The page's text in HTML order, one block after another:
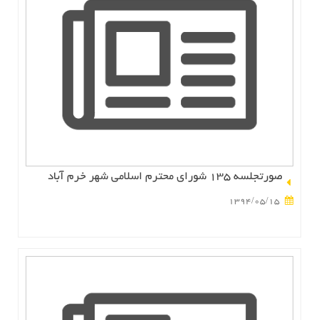
صورتجلسه 135 شوراي محترم اسلامي شهر خرم آباد
1394/05/15